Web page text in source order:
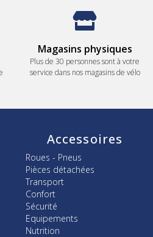
Magasins physiques
Plus de 30 personnes sont à votre
service dans nos magasins de vélo
Accessoires
Roues - Pneus
Pièces détachées
Transport
Confort
Sécurité
Equipements
Nutrition